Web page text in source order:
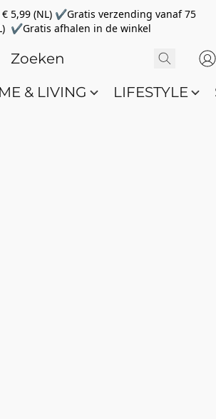
5,99 (NL) ✔Gratis verzending vanaf 75
✔Gratis afhalen in de winkel
& LIVING LIFESTYLE